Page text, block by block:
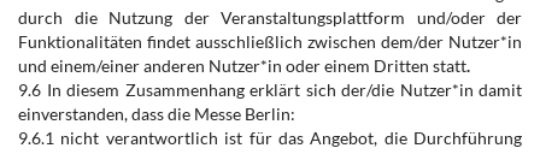
durch die Nutzung der Veranstaltungsplattform und/oder der
Funktionalitäten findet ausschließlich zwischen dem/der Nutzer*in
und einem/einer anderen Nutzer*in oder einem Dritten statt.
9.6 In diesem Zusammenhang erklärt sich der/die Nutzer*in damit
einverstanden, dass die Messe Berlin:
9.6.1 nicht verantwortlich ist für das Angebot, die Durchführung